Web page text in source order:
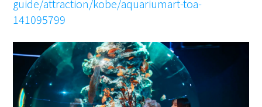
guide/attraction/kobe/aquariumart-toa-
141095799